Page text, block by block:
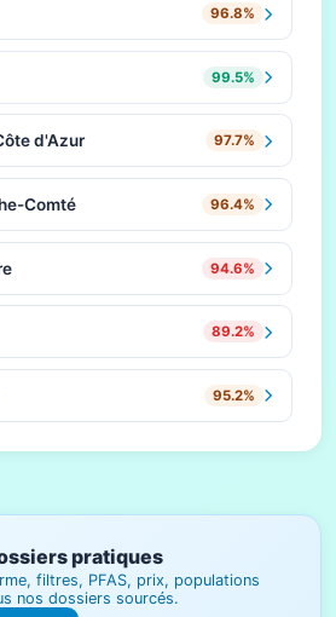
96.8%
99.5%
d'Azur 97.7%
Comté 96.4%
94.6%
89.2%
95.2%
pratiques
filtres, PFAS, prix, populations
nos dossiers sourcés.